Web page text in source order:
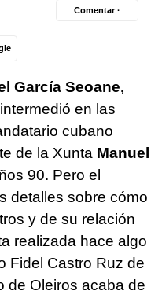
Comentar ·
García Seoane,
en las
cubano
de la Xunta Manuel
90. Pero el
detalles sobre cómo
y de su relación
realizada hace algo
Fidel Castro Ruz de
de Oleiros acaba de